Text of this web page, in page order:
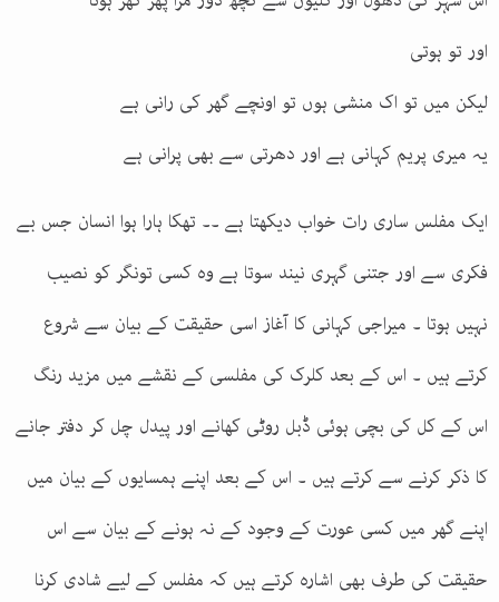
اور تو ہوتی
لیکن میں تو اک منشی ہوں تو اونچے گھر کی رانی ہے
یہ میری پریم کہانی ہے اور دھرتی سے بھی پرانی ہے
ایک مفلس ساری رات خواب دیکھتا ہے ۔۔ تھکا ہارا ہوا انسان جس بے
فکری سے اور جتنی گہری نیند سوتا ہے وہ کسی تونگر کو نصیب
نہیں ہوتا ۔ میراجی کہانی کا آغاز اسی حقیقت کے بیان سے شروع
کرتے ہیں ۔ اس کے بعد کلرک کی مفلسی کے نقشے میں مزید رنگ
اس کے کل کی بچی ہوئی ڈبل روٹی کھانے اور پیدل چل کر دفتر جانے
کا ذکر کرنے سے کرتے ہیں ۔ اس کے بعد اپنے ہمسایوں کے بیان میں
اپنے گھر میں کسی عورت کے وجود کے نہ ہونے کے بیان سے اس
حقیقت کی طرف بھی اشارہ کرتے ہیں کہ مفلس کے لیے شادی کرنا